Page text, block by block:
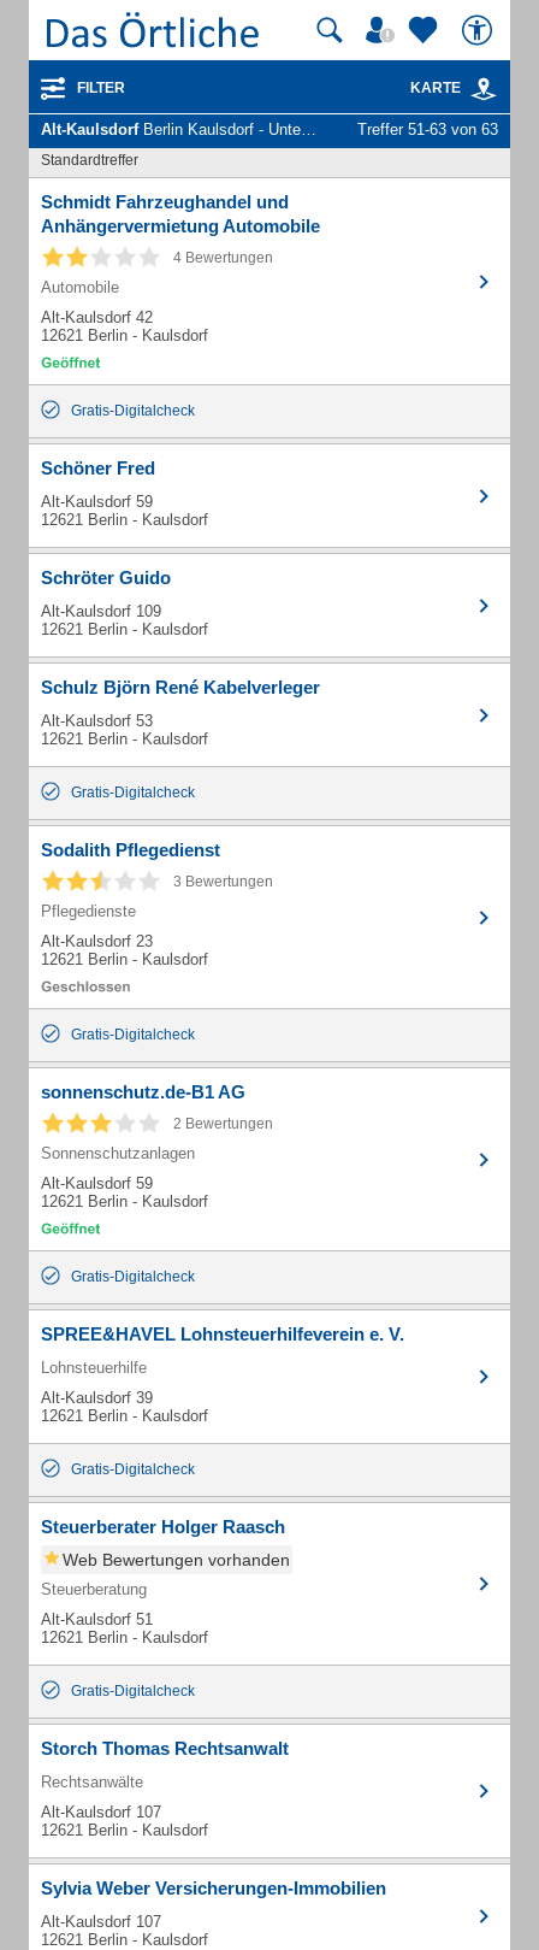
FILTER KARTE
Alt-KaulsdorfBerlin Kaulsdorf - Unternehmen und Personen Treffer 51-63 von 63
Standardtreffer
Schmidt Fahrzeughandel und
Anhängervermietung Automobile
4 Bewertungen
Automobile
Alt-Kaulsdorf 42
12621 Berlin - Kaulsdorf
Gratis-Digitalcheck
Schöner Fred
Alt-Kaulsdorf 59
12621 Berlin - Kaulsdorf
Schröter Guido
Alt-Kaulsdorf 109
12621 Berlin - Kaulsdorf
Schulz Björn René Kabelverleger
Alt-Kaulsdorf 53
12621 Berlin - Kaulsdorf
Gratis-Digitalcheck
Sodalith Pflegedienst
3 Bewertungen
Pflegedienste
Alt-Kaulsdorf 23
12621 Berlin - Kaulsdorf
Gratis-Digitalcheck
sonnenschutz.de-B1 AG
2 Bewertungen
Sonnenschutzanlagen
Alt-Kaulsdorf 59
12621 Berlin - Kaulsdorf
Gratis-Digitalcheck
SPREE&HAVEL Lohnsteuerhilfeverein e. V.
Lohnsteuerhilfe
Alt-Kaulsdorf 39
12621 Berlin - Kaulsdorf
Gratis-Digitalcheck
Steuerberater Holger Raasch
Web Bewertungen vorhanden
Steuerberatung
Alt-Kaulsdorf 51
12621 Berlin - Kaulsdorf
Gratis-Digitalcheck
Storch Thomas Rechtsanwalt
Rechtsanwälte
Alt-Kaulsdorf 107
12621 Berlin - Kaulsdorf
Sylvia Weber Versicherungen-Immobilien
Alt-Kaulsdorf 107
12621 Berlin - Kaulsdorf